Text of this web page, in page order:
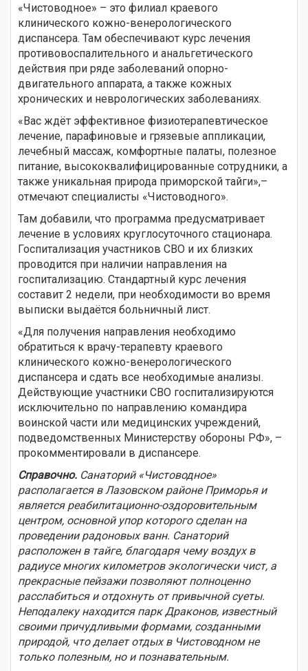
«Чистоводное» – это филиал краевого
клинического кожно-венерологического
диспансера. Там обеспечивают курс лечения
противовоспалительного и анальгетического
действия при ряде заболеваний опорно-
двигательного аппарата, а также кожных
хронических и неврологических заболеваниях.
«Вас ждёт эффективное физиотерапевтическое
лечение, парафиновые и грязевые аппликации,
лечебный массаж, комфортные палаты, полезное
питание, высококвалифицированные сотрудники, а
также уникальная природа приморской тайги»,–
отмечают специалисты «Чистоводного».
Там добавили, что программа предусматривает
лечение в условиях круглосуточного стационара.
Госпитализация участников СВО и их близких
проводится при наличии направления на
госпитализацию. Стандартный курс лечения
составит 2 недели, при необходимости во время
выписки выдаётся больничный лист.
«Для получения направления необходимо
обратиться к врачу-терапевту краевого
клинического кожно-венерологического
диспансера и сдать все необходимые анализы.
Действующие участники СВО госпитализируются
исключительно по направлению командира
воинской части или медицинских учреждений,
подведомственных Министерству обороны РФ», –
прокомментировали в диспансере.
Справочно. Санаторий «Чистоводное»
располагается в Лазовском районе Приморья и
является реабилитационно-оздоровительным
центром, основной упор которого сделан на
проведении радоновых ванн. Санаторий
расположен в тайге, благодаря чему воздух в
радиусе многих километров экологически чист, а
прекрасные пейзажи позволяют полноценно
расслабиться и отдохнуть от привычной суеты.
Неподалеку находится парк Драконов, известный
своими причудливыми формами, созданными
природой, что делает отдых в Чистоводном не
только полезным, но и познавательным.